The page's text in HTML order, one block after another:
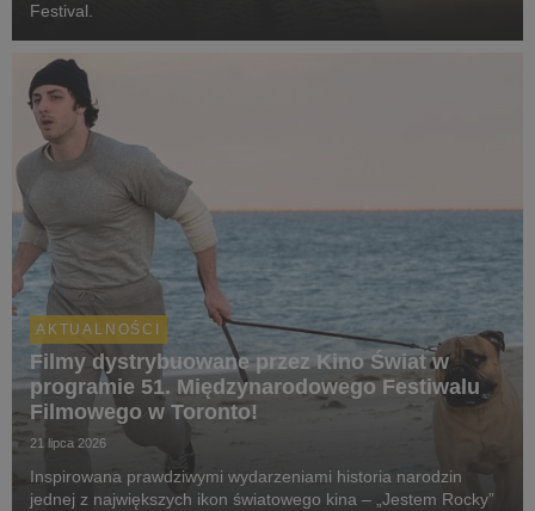
Festival.
AKTUALNOŚCI
Filmy dystrybuowane przez Kino Świat w
programie 51. Międzynarodowego Festiwalu
Filmowego w Toronto!
21 lipca 2026
Inspirowana prawdziwymi wydarzeniami historia narodzin
jednej z największych ikon światowego kina – „Jestem Rocky”